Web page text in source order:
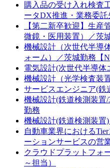
購入品の受け入れ検査
ータDX推進・業務委託
【第二新卒歓迎】生産
微鏡・医用装置）／茨
機械設計（次世代半導
ォーム）／茨城勤務【
電気設計(次世代半導体
機械設計（光学検査装
サービスエンジニア(鉄
機械設計(鉄道検測装置
勤務
機械設計(鉄道検測装置
自動車業界における
ーションサービスの営
クラウドプラットフォ
～担当）